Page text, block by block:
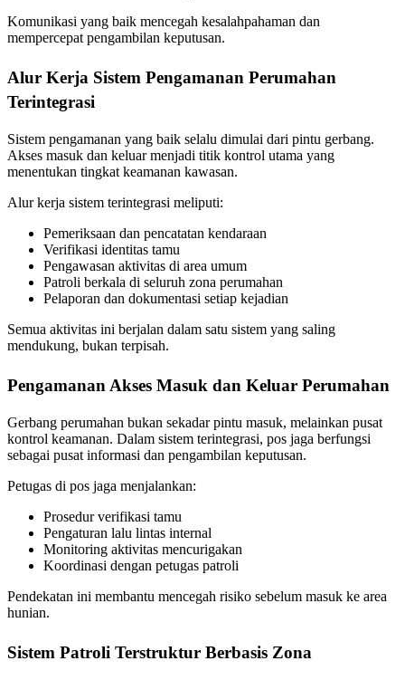
Komunikasi yang baik mencegah kesalahpahaman dan
mempercepat pengambilan keputusan.
Alur Kerja Sistem Pengamanan Perumahan
Terintegrasi
Sistem pengamanan yang baik selalu dimulai dari pintu gerbang.
Akses masuk dan keluar menjadi titik kontrol utama yang
menentukan tingkat keamanan kawasan.
Alur kerja sistem terintegrasi meliputi:
Pemeriksaan dan pencatatan kendaraan
Verifikasi identitas tamu
Pengawasan aktivitas di area umum
Patroli berkala di seluruh zona perumahan
Pelaporan dan dokumentasi setiap kejadian
Semua aktivitas ini berjalan dalam satu sistem yang saling
mendukung, bukan terpisah.
Pengamanan Akses Masuk dan Keluar Perumahan
Gerbang perumahan bukan sekadar pintu masuk, melainkan pusat
kontrol keamanan. Dalam sistem terintegrasi, pos jaga berfungsi
sebagai pusat informasi dan pengambilan keputusan.
Petugas di pos jaga menjalankan:
Prosedur verifikasi tamu
Pengaturan lalu lintas internal
Monitoring aktivitas mencurigakan
Koordinasi dengan petugas patroli
Pendekatan ini membantu mencegah risiko sebelum masuk ke area
hunian.
Sistem Patroli Terstruktur Berbasis Zona